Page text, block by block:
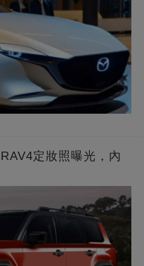
定妝照曝光，內